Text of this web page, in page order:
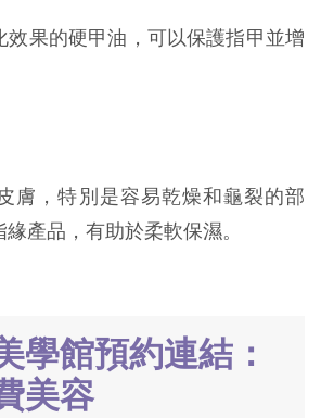
效果的硬甲油，可以保護指甲並增
膚，特別是容易乾燥和龜裂的部
產品，有助於柔軟保濕。
學館預約連結：
美容